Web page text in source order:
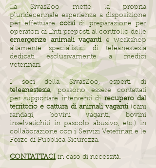
La SivasZoo mette la propria
pluridecennale esperienza a disposizione
per effettuare corsidi preparazione per
operatori di Enti preposti al controllo delle
emergenze animali vagantie workshop
altamente specialistici di teleanestesia
dedicati esclusivamente a medici
veterinari.
I soci della SivasZoo, esperti di
teleanestesia, possono essere contattati
per supportare interventi direcupero dal
territorio e cattura di animali vaganti(cani
randagi, bovini vaganti, bovini
inselvatichiti in pascolo abusivo, etc.) in
collaborazione con i Servizi Veterinari e le
Forze di Pubblica Sicurezza.
CONTATTACI in caso di necessità.